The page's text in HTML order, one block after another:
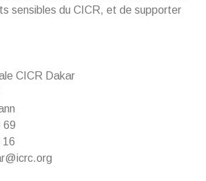
sensibles du CICR, et de supporter
CICR Dakar
69
16